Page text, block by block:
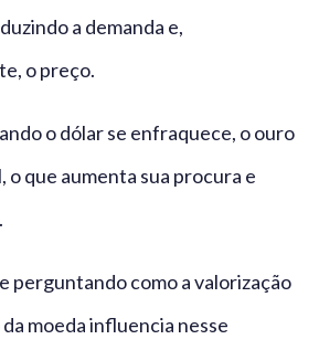
a demanda e,
o preço.
o dólar se enfraquece, o ouro
o que aumenta sua procura e
perguntando como a valorização
moeda influencia nesse